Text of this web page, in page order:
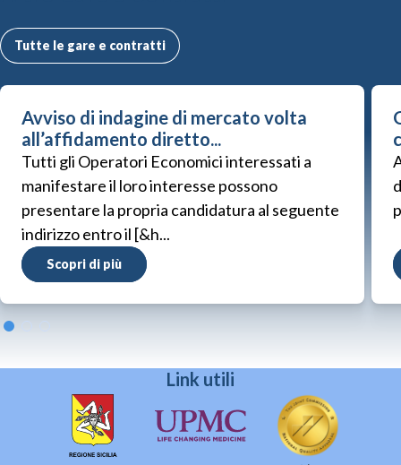
Tutte le gare e contratti
Avviso di indagine di mercato volta
all’affidamento diretto...
Tutti gli Operatori Economici interessati a
manifestare il loro interesse possono
presentare la propria candidatura al seguente
indirizzo entro il [&h...
Scopri di più
Link utili